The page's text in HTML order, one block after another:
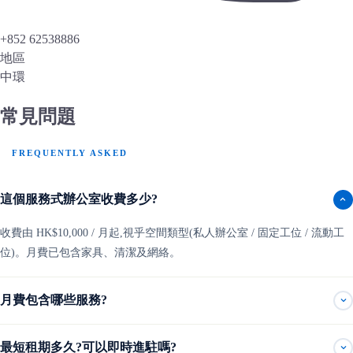
+852 62538886
地區
中環
常見問題
FREQUENTLY ASKED
這個服務式辦公室收費多少?
收費由 HK$10,000 / 月起,視乎空間類型(私人辦公室 / 固定工位 / 流動工
位)。月費已包含家具、清潔及網絡。
月費包含哪些服務?
最短租期多久?可以即時進駐嗎?